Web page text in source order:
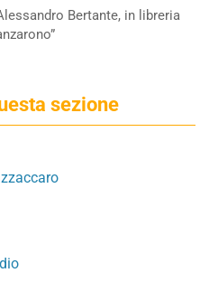
Bertante, in libreria
sezione